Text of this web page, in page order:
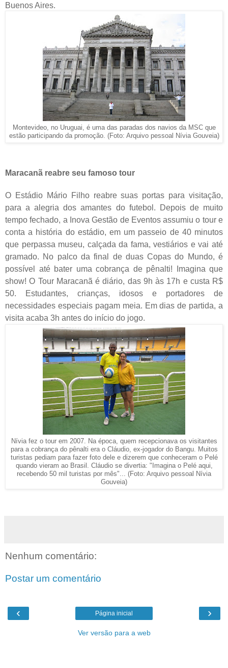
Buenos Aires.
Montevideo, no Uruguai, é uma das paradas dos navios da MSC que
estão participando da promoção. (Foto: Arquivo pessoal Nívia Gouveia)
Maracanã reabre seu famoso tour
O Estádio Mário Filho reabre suas portas para visitação,
para a alegria dos amantes do futebol. Depois de muito
tempo fechado, a Inova Gestão de Eventos assumiu o tour e
conta a história do estádio, em um passeio de 40 minutos
que perpassa museu, calçada da fama, vestiários e vai até
gramado. No palco da final de duas Copas do Mundo, é
possível até bater uma cobrança de pênalti! Imagina que
show! O Tour Maracanã é diário, das 9h às 17h e custa R$
50. Estudantes, crianças, idosos e portadores de
necessidades especiais pagam meia. Em dias de partida, a
visita acaba 3h antes do início do jogo.
Nívia fez o tour em 2007. Na época, quem recepcionava os visitantes
para a cobrança do pênalti era o Cláudio, ex-jogador do Bangu. Muitos
turistas pediam para fazer foto dele e dizerem que conheceram o Pelé
quando vieram ao Brasil. Cláudio se divertia: "Imagina o Pelé aqui,
recebendo 50 mil turistas por mês"... (Foto: Arquivo pessoal Nívia
Gouveia)
Nenhum comentário:
Postar um comentário
‹ ›
Página inicial
Ver versão para a web